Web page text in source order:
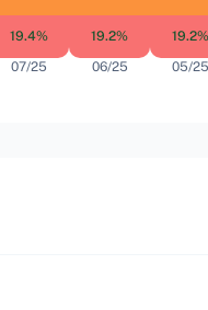
19.4%
07/25
19.2%
06/25
19.2%
05/25